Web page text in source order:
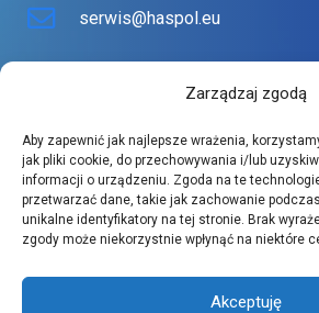
Zarządzaj zgodą
Aby zapewnić jak najlepsze wrażenia,
jak pliki cookie, do przechowywania i/lub
informacji o urządzeniu. Zgoda na te
przetwarzać dane, takie jak zachowanie
unikalne identyfikatory na tej stronie. Brak
zgody może niekorzystnie wpłynąć na niektóre
Akceptuję
serwis@haspol.eu
Znajdziesz tu urządzenia topowych
atrakcyjnych cenach.
Szeroki asortyment spełnia wysokie
klientów.